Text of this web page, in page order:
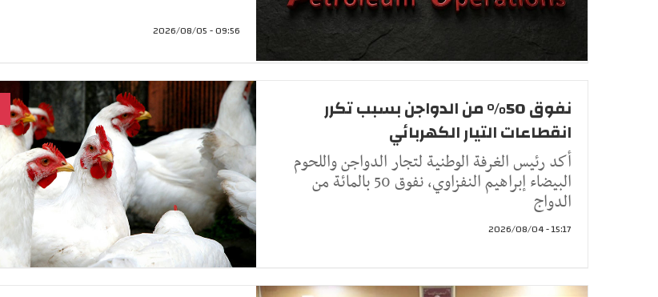
09:56 - 2026/08/05
نفوق 50% من الدواجن بسبب تكرر
انقطاعات التيار الكهربائي
أكد رئيس الغرفة الوطنية لتجار الدواجن واللحوم
البيضاء إبراهيم النفزاوي، نفوق 50 بالمائة من
الدواج
15:17 - 2026/08/04